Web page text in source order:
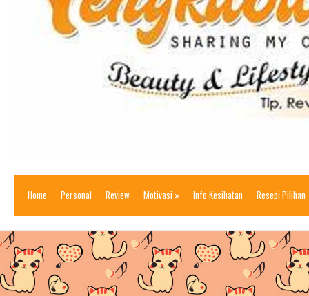
Home Personal Review Motivasi » Info Kesihatan Resepi Pilihan